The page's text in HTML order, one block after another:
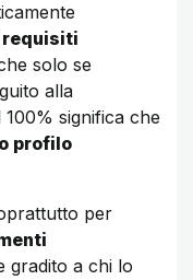
requisiti
solo se
alla
significa che
profilo
per
gradito a chi lo